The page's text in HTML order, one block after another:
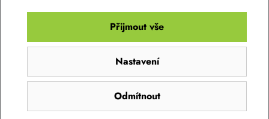
Kamenná prodejna BIKE-LIFE.CZ
Můžete se spolehnout na zázemí jedné znejvětších
s cyklistickým zbožím v Brně s
recenzemi. Najdete nás v Brně Tuřanech, nedaleko od
Odmítnout
Nastavení
Přijmout vše